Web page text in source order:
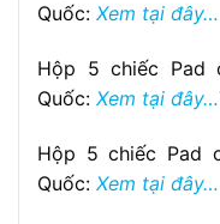
Quốc: Xem tại đây…
Hộp 5 chiếc Pad
Quốc: Xem tại đây…
Hộp 5 chiếc Pad
Quốc: Xem tại đây…